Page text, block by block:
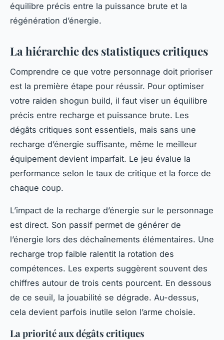
équilibre précis entre la puissance brute et la
régénération d’énergie.
La hiérarchie des statistiques critiques
Comprendre ce que votre personnage doit prioriser
est la première étape pour réussir. Pour optimiser
votre raiden shogun build, il faut viser un équilibre
précis entre recharge et puissance brute. Les
dégâts critiques sont essentiels, mais sans une
recharge d’énergie suffisante, même le meilleur
équipement devient imparfait. Le jeu évalue la
performance selon le taux de critique et la force de
chaque coup.
L’impact de la recharge d’énergie sur le personnage
est direct. Son passif permet de générer de
l’énergie lors des déchaînements élémentaires. Une
recharge trop faible ralentit la rotation des
compétences. Les experts suggèrent souvent des
chiffres autour de trois cents pourcent. En dessous
de ce seuil, la jouabilité se dégrade. Au-dessus,
cela devient parfois inutile selon l’arme choisie.
La priorité aux dégâts critiques